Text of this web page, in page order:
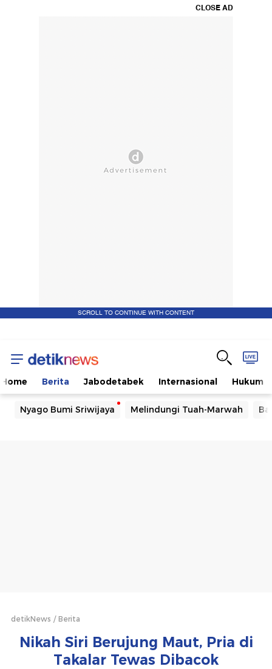
CLOSE AD
SCROLL TO CONTINUE WITH CONTENT
Home Berita Jabodetabek Internasional Hukum
Nyago Bumi Sriwijaya Melindungi Tuah-Marwah
detikNews Berita
Nikah Siri Berujung Maut, Pria di
Takalar Tewas Dibacok